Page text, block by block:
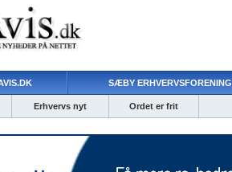
SÆBY ERHVERVSFORENING
Erhvervs nyt Ordet er frit